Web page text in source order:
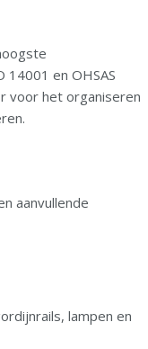
14001 en OHSAS
voor het organiseren
aanvullende
lampen en